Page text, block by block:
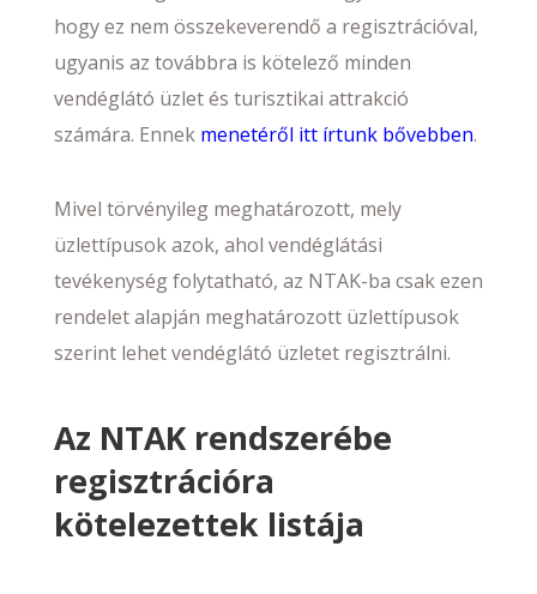
hogy ez nem összekeverendő a regisztrációval,
ugyanis az továbbra is kötelező minden
vendéglátó üzlet és turisztikai attrakció
számára. Ennek menetéről itt írtunk bővebben.
Mivel törvényileg meghatározott, mely
üzlettípusok azok, ahol vendéglátási
tevékenység folytatható, az NTAK-ba csak ezen
rendelet alapján meghatározott üzlettípusok
szerint lehet vendéglátó üzletet regisztrálni.
Az NTAK rendszerébe
regisztrációra
kötelezettek listája